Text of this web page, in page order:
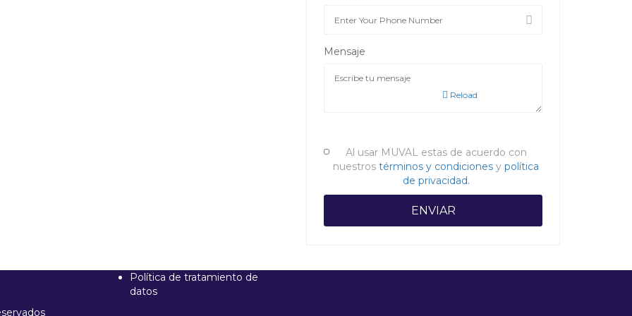
Mensaje
Reload
Al usar MUVAL estas de acuerdo con
nuestrostérminos y condiciones ypolítica
de privacidad.
Política de tratamiento de
datos